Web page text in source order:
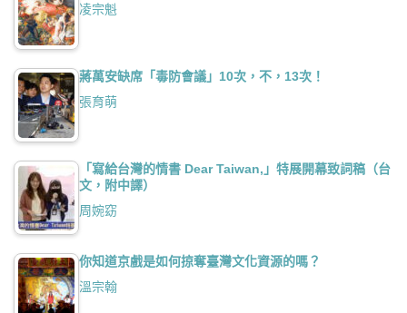
凌宗魁
蔣萬安缺席「毒防會議」10次，不，13次！
張育萌
「寫給台灣的情書 Dear Taiwan,」特展開幕致詞稿（台
文，附中譯）
周婉窈
你知道京戲是如何掠奪臺灣文化資源的嗎？
溫宗翰